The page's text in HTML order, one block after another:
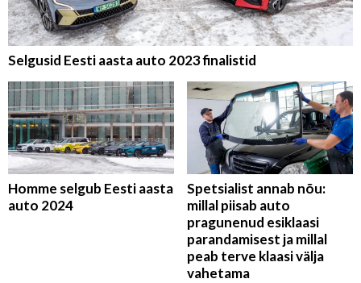
Selgusid Eesti aasta auto 2023 finalistid
Homme selgub Eesti aasta
auto 2024
Spetsialist annab nõu:
millal piisab auto
pragunenud esiklaasi
parandamisest ja millal
peab terve klaasi välja
vahetama